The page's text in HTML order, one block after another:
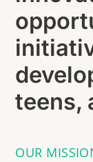
teens,
OUR